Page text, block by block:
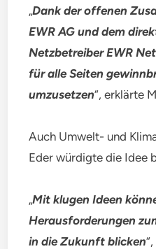
„Dank der offenen
EWR AG und dem
Netzbetreiber EWR
für alle Seiten
umzusetzen“, erklärte
Auch Umwelt- und
Eder würdigte die Idee
„Mit klugen Ideen
Herausforderungen
in die Zukunft blicken